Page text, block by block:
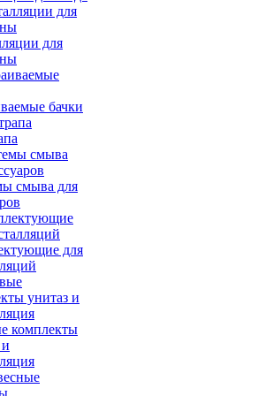
для
бачки
смыва для
для
комплекты